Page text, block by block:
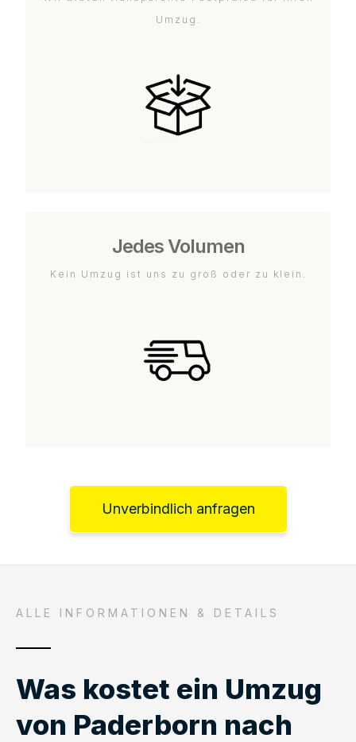
Umzug.
Jedes Volumen
Kein Umzug ist uns zu groß oder zu klein.
Unverbindlich anfragen
ALLE INFORMATIONEN & DETAILS
Was kostet ein Umzug
von Paderborn nach